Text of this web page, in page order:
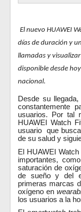
El nuevo HUAWEI
días de duración y
llamadas y
disponible desde
nacional.
Desde su
constantemente
usuarios. Por tal
HUAWEI Watch
usuario que
de su salud y
El
HUAWEI
importantes,
saturación de
de sueño y del
primeras marcas
oxígeno en
los usuarios a la